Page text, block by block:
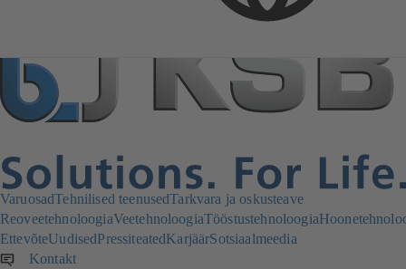
VaruosadTehnilised teenusedTarkvara ja oskusteave
ReoveetehnoloogiaVeetehnoloogiaTööstustehnoloogia
EttevõteUudisedPressiteatedKarjäärSotsiaalmeedia
Kontakt